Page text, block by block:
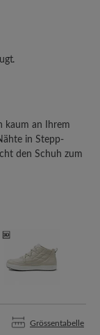
kaum an Ihrem
in Stepp-
den Schuh zum
Grössentabelle